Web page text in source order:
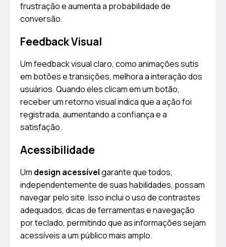
frustração e aumenta a probabilidade de
conversão.
Feedback Visual
Um feedback visual claro, como animações sutis
em botões e transições, melhora a interação dos
usuários. Quando eles clicam em um botão,
receber um retorno visual indica que a ação foi
registrada, aumentando a confiança e a
satisfação.
Acessibilidade
Um design acessívelgarante que todos,
independentemente de suas habilidades, possam
navegar pelo site. Isso inclui o uso de contrastes
adequados, dicas de ferramentas e navegação
por teclado, permitindo que as informações sejam
acessíveis a um público mais amplo.